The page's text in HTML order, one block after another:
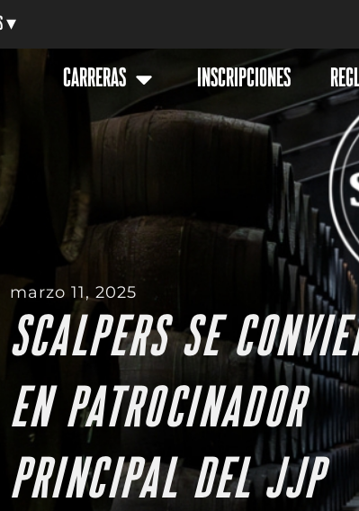
▾
CARRERAS INSCRIPCIONES
marzo 11, 2025
SCALPERS SE
EN PATROCINADOR
PRINCIPAL DEL JJP